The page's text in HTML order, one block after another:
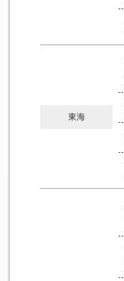
東海